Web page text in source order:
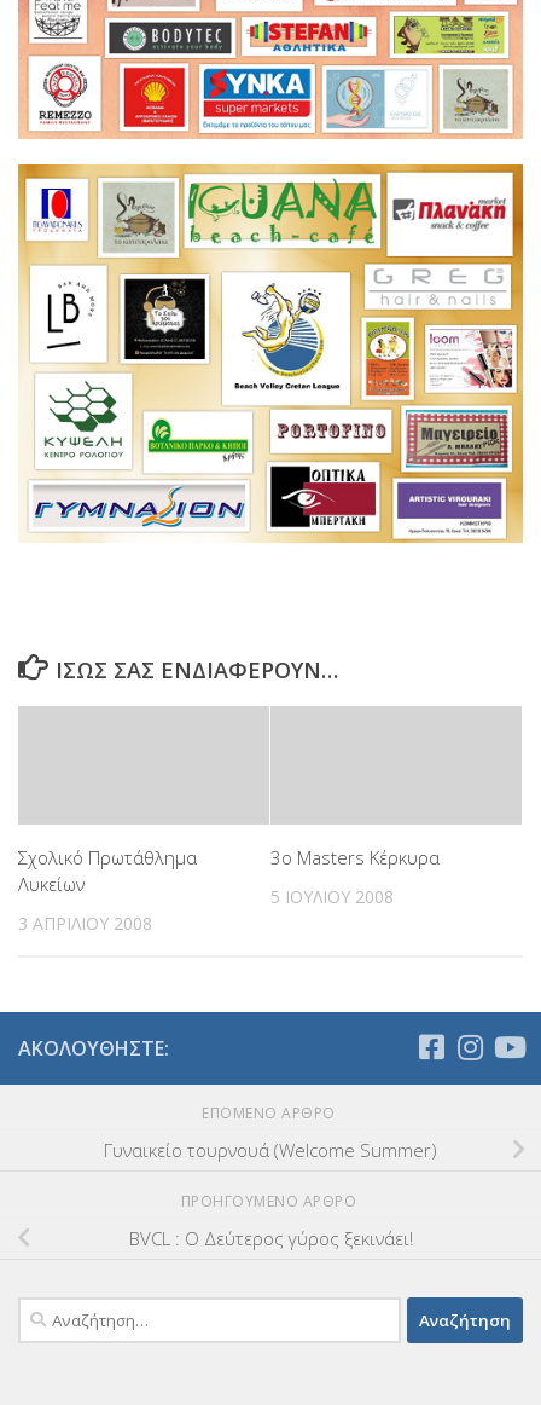
ΊΣΩΣ ΣΑΣ ΕΝΔΙΑΦΈΡΟΥΝ…
Σχολικό Πρωτάθλημα
Λυκείων
3 ΑΠΡΙΛΊΟΥ 2008
3o Masters Κέρκυρα
5 ΙΟΥΛΊΟΥ 2008
ΑΚΟΛΟΥΘΉΣΤΕ:
ΕΠΌΜΕΝΟ ΆΡΘΡΟ
Γυναικείο τουρνουά (Welcome Summer)
ΠΡΟΗΓΟΎΜΕΝΟ ΆΡΘΡΟ
BVCL : Ο Δεύτερος γύρος ξεκινάει!
Αναζήτηση
για: